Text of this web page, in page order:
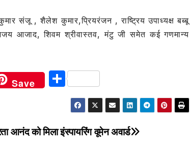
संजू , शैलेश कुमार,प्रियरंजन , राष्ट्रिय उपाध्यक्ष बब्बू
आजाद, शिवम श्रीवास्तव, मंटु जी समेत कई गणमान्य
Save
S
h
ar
e
आनंद को मिला इंस्पायरिंग वूमेन अवार्ड